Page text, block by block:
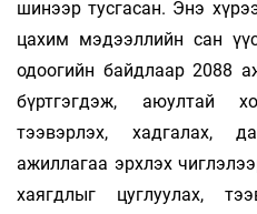
шинээр тусгасан. Энэ
цахим мэдээллийн сан
одоогийн байдлаар 2088
бүртгэгдэж, аюултай
тээвэрлэх, хадгалах,
ажиллагаа эрхлэх
хаягдлыг цуглуулах,